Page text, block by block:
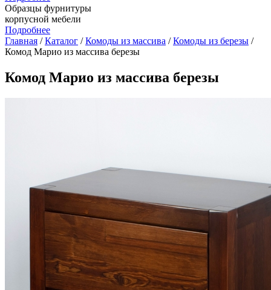
Образцы фурнитуры
корпусной мебели
Подробнее
Главная /Каталог /Комоды из массива /Комоды из березы /
Комод Марио из массива березы
Комод Марио из массива березы